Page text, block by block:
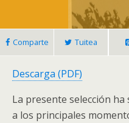
Comparte Tuitea
Descarga (PDF)
La presente selección
a los principales